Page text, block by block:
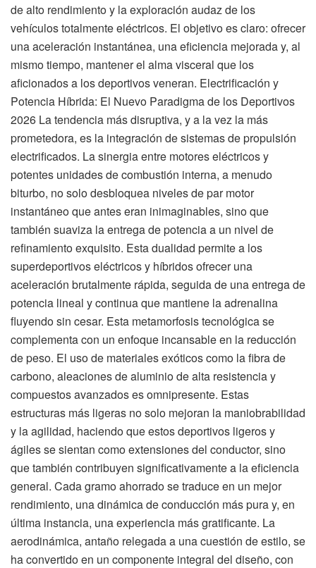
de alto rendimiento y la exploración audaz de los
vehículos totalmente eléctricos. El objetivo es claro: ofrecer
una aceleración instantánea, una eficiencia mejorada y, al
mismo tiempo, mantener el alma visceral que los
aficionados a los deportivos veneran. Electrificación y
Potencia Híbrida: El Nuevo Paradigma de los Deportivos
2026 La tendencia más disruptiva, y a la vez la más
prometedora, es la integración de sistemas de propulsión
electrificados. La sinergia entre motores eléctricos y
potentes unidades de combustión interna, a menudo
biturbo, no solo desbloquea niveles de par motor
instantáneo que antes eran inimaginables, sino que
también suaviza la entrega de potencia a un nivel de
refinamiento exquisito. Esta dualidad permite a los
superdeportivos eléctricos y híbridos ofrecer una
aceleración brutalmente rápida, seguida de una entrega de
potencia lineal y continua que mantiene la adrenalina
fluyendo sin cesar. Esta metamorfosis tecnológica se
complementa con un enfoque incansable en la reducción
de peso. El uso de materiales exóticos como la fibra de
carbono, aleaciones de aluminio de alta resistencia y
compuestos avanzados es omnipresente. Estas
estructuras más ligeras no solo mejoran la maniobrabilidad
y la agilidad, haciendo que estos deportivos ligeros y
ágiles se sientan como extensiones del conductor, sino
que también contribuyen significativamente a la eficiencia
general. Cada gramo ahorrado se traduce en un mejor
rendimiento, una dinámica de conducción más pura y, en
última instancia, una experiencia más gratificante. La
aerodinámica, antaño relegada a una cuestión de estilo, se
ha convertido en un componente integral del diseño, con